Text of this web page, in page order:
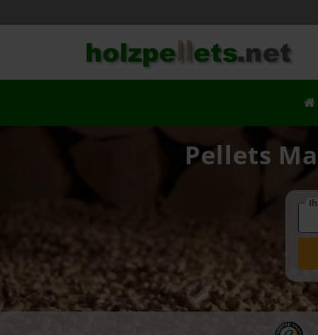
Pellets